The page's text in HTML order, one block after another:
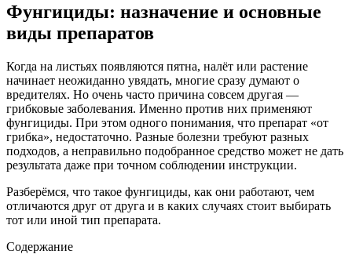
Фунгициды: назначение и основные
виды препаратов
Когда на листьях появляются пятна, налёт или растение
начинает неожиданно увядать, многие сразу думают о
вредителях. Но очень часто причина совсем другая —
грибковые заболевания. Именно против них применяют
фунгициды. При этом одного понимания, что препарат «от
грибка», недостаточно. Разные болезни требуют разных
подходов, а неправильно подобранное средство может не дать
результата даже при точном соблюдении инструкции.
Разберёмся, что такое фунгициды, как они работают, чем
отличаются друг от друга и в каких случаях стоит выбирать
тот или иной тип препарата.
Содержание